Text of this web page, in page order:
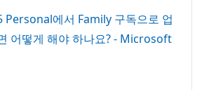
에서 Family 구독으로 업
어떻게 해야 하나요? - Microsoft